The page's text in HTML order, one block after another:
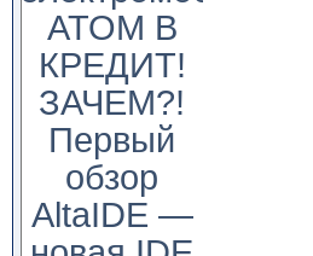
АТОМ В
КРЕДИТ!
ЗАЧЕМ?!
Первый
обзор
AltaIDE —